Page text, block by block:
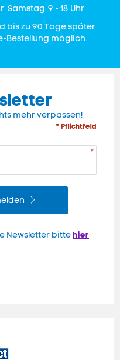
Samstag: 9 - 18 Uhr
bis zu 90 Tage später
Bestellung möglich.
mehr verpassen!
* Pflichtfeld
Newsletter bittehier